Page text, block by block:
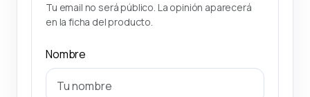
Tu email no será público. La opinión aparecerá
en la ficha del producto.
Nombre